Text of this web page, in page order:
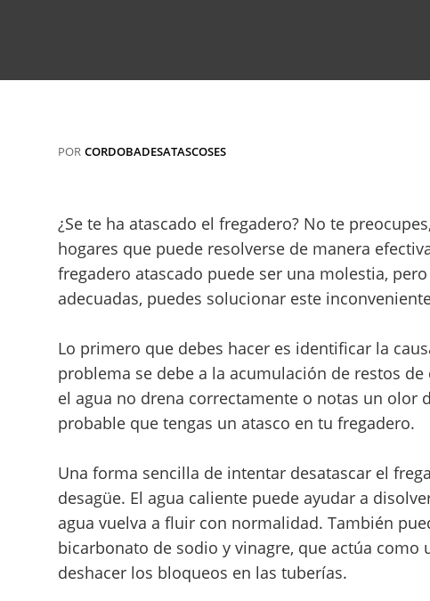
POR CORDOBADESATASCOSES
¿Se te ha atascado el fregadero? No te
hogares que puede resolverse de manera
fregadero atascado puede ser una molestia,
adecuadas, puedes solucionar este
Lo primero que debes hacer es identificar la
problema se debe a la acumulación de restos
el agua no drena correctamente o notas un olor
probable que tengas un atasco en tu fregadero.
Una forma sencilla de intentar desatascar el
desagüe. El agua caliente puede ayudar a
agua vuelva a fluir con normalidad. También
bicarbonato de sodio y vinagre, que actúa
deshacer los bloqueos en las tuberías.